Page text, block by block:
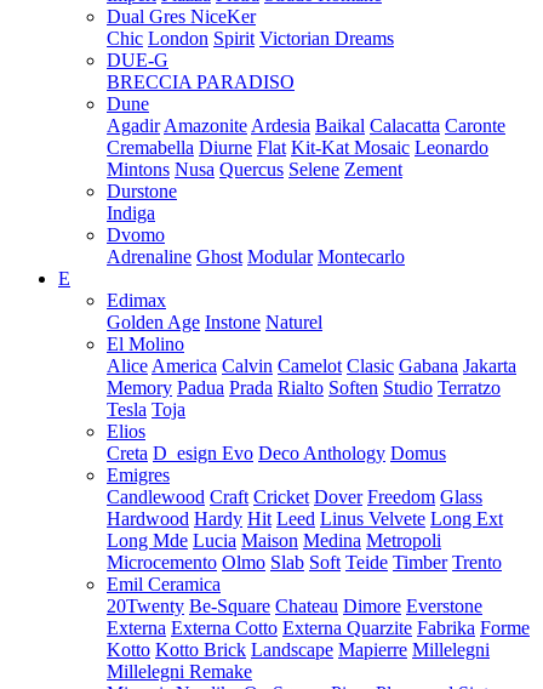
Dual Gres NiceKer
Chic London Spirit Victorian Dreams
DUE-G
BRECCIA PARADISO
Dune
Agadir Amazonite Ardesia Baikal Calacatta Caronte
Cremabella Diurne Flat Kit-Kat Mosaic Leonardo
Mintons Nusa Quercus Selene Zement
Durstone
Indiga
Dvomo
Adrenaline Ghost Modular Montecarlo
E
Edimax
Golden Age Instone Naturel
El Molino
Alice America Calvin Camelot Clasic Gabana Jakarta
Memory Padua Prada Rialto Soften Studio Terratzo
Tesla Toja
Elios
Creta D_esign Evo Deco Anthology Domus
Emigres
Candlewood Craft Cricket Dover Freedom Glass
Hardwood Hardy Hit Leed Linus Velvete Long Ext
Long Mde Lucia Maison Medina Metropoli
Microcemento Olmo Slab Soft Teide Timber Trento
Emil Ceramica
20Twenty Be-Square Chateau Dimore Everstone
Externa Externa Cotto Externa Quarzite Fabrika Forme
Kotto Kotto Brick Landscape Mapierre Millelegni
Millelegni Remake